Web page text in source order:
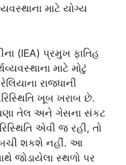
માટે યોગ્ય
(IEA) પ્રમુખ ફાતિહ
માટે મોટું
રાજધાની
ખૂબ ખરાબ છે.
તેલ અને ગેસના સંકટ
એવી જ રહી, તો
બચી શકશે નહીં. આ
જોડાયેલા સ્થળો પર